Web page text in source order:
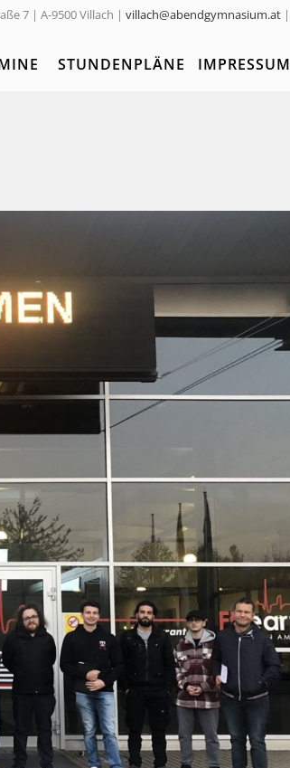
7 | A-9500 Villach | villach@abendgymnasium.at |
STUNDENPLÄNE IMPRESSUM